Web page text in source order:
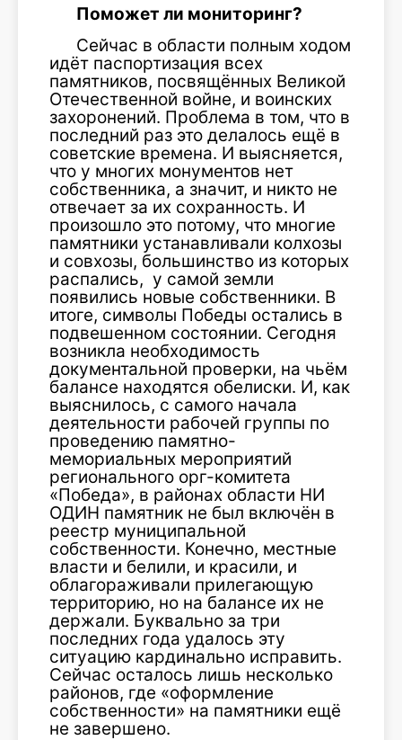
Поможет ли мониторинг?
Сейчас в области полным ходом
идёт паспортизация всех
памятников, посвящённых Великой
Отечественной войне, и воинских
захоронений. Проблема в том, что в
последний раз это делалось ещё в
советские времена. И выясняется,
что у многих монументов нет
собственника, а значит, и никто не
отвечает за их сохранность. И
произошло это потому, что многие
памятники устанавливали колхозы
и совхозы, большинство из которых
распались, у самой земли
появились новые собственники. В
итоге, символы Победы остались в
подвешенном состоянии. Сегодня
возникла необходимость
документальной проверки, на чьём
балансе находятся обелиски. И, как
выяснилось, с самого начала
деятельности рабочей группы по
проведению памятно-
мемориальных мероприятий
регионального орг-комитета
«Победа», в районах области НИ
ОДИН памятник не был включён в
реестр муниципальной
собственности. Конечно, местные
власти и белили, и красили, и
облагораживали прилегающую
территорию, но на балансе их не
держали. Буквально за три
последних года удалось эту
ситуацию кардинально исправить.
Сейчас осталось лишь несколько
районов, где «оформление
собственности» на памятники ещё
не завершено.